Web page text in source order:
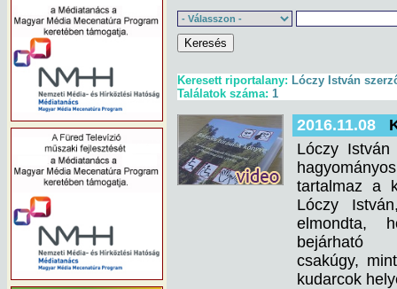
Keresett riportalany: Lóczy István
Találatok száma: 1
2016.11.08
Lóczy
tartalmaz a
Lóczy
elmondta,
csakúgy,
kudarcok